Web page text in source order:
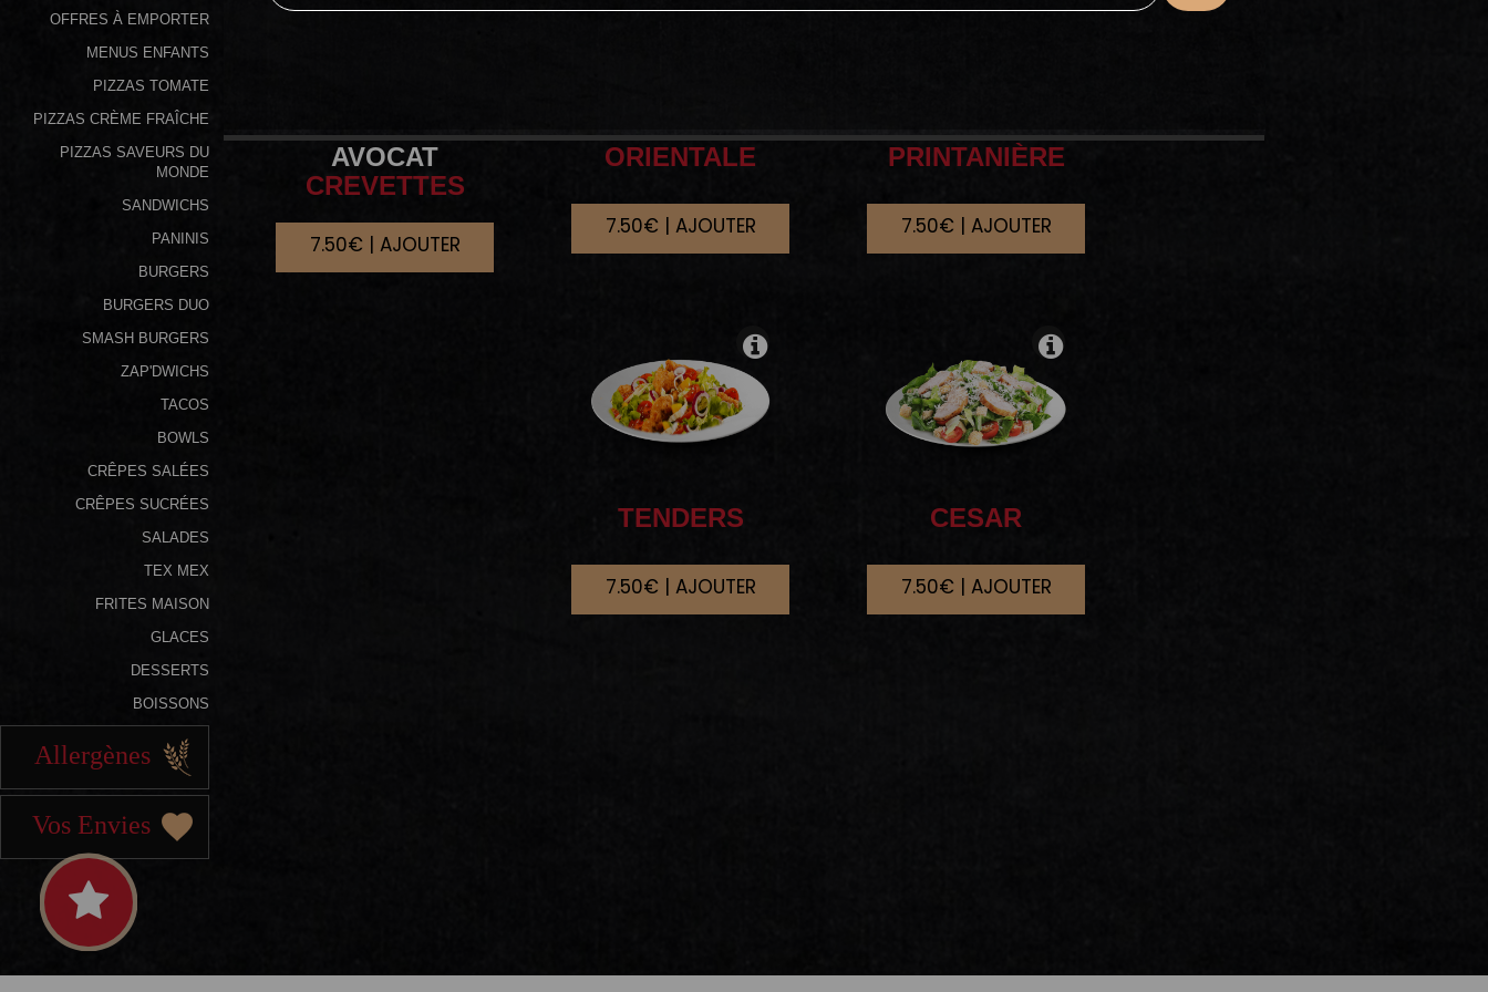
Fidélité
Vos
Avis
Zones
Livraison
OFFRES À EMPORTER
MENUS ENFANTS
PIZZAS TOMATE
PIZZAS CRÈME FRAÎCHE
PIZZAS SAVEURS DU
MONDE
SANDWICHS
PANINIS
BURGERS
BURGERS DUO
SMASH BURGERS
ZAP'DWICHS
TACOS
BOWLS
CRÊPES SALÉES
CRÊPES SUCRÉES
SALADES
TEX MEX
FRITES MAISON
GLACES
DESSERTS
BOISSONS
Allergènes
Vos Envies
AVOCAT
CREVETTES
7.50€ | AJOUTER
ORIENTALE
7.50€ | AJOUTER
PRINTANIÈRE
7.50€ | AJOUTER
TENDERS
7.50€ | AJOUTER
CESAR
7.50€ | AJOUTER